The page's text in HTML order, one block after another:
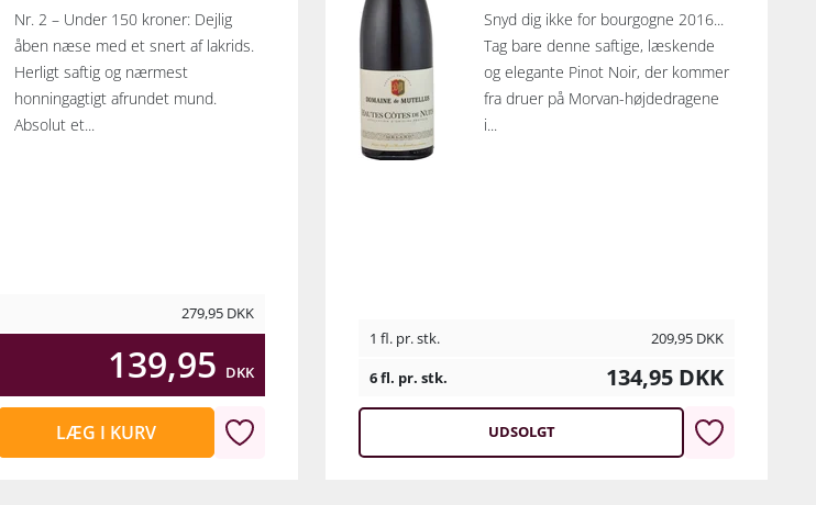
Nr. 2 – Under 150 kroner: Dejlig
åben næse med et snert af lakrids.
Herligt saftig og nærmest
honningagtigt afrundet mund.
Absolut et...
279,95 DKK
139,95 DKK
LÆG I KURV
Snyd dig ikke for bourgogne 2016...
Tag bare denne saftige, læskende
og elegante Pinot Noir, der kommer
fra druer på Morvan-højdedragene
i...
1 fl. pr. stk. 209,95 DKK
6 fl. pr. stk.
134,95 DKK
UDSOLGT